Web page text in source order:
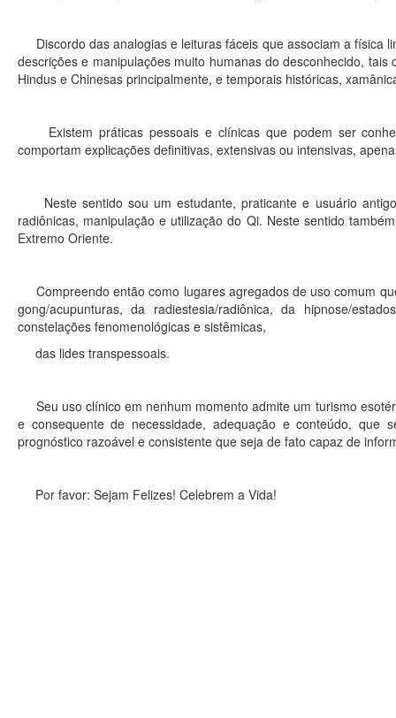
Discordo das analogias e leituras fáceis que associam a física
descrições e manipulações muito humanas do desconhecido,
Hindus e Chinesas principalmente, e temporais históricas,
Existem práticas pessoais e clínicas que podem ser
comportam explicações definitivas, extensivas ou intensivas,
Neste sentido sou um estudante, praticante e usuário
radiônicas, manipulação e utilização do Qi. Neste sentido
Extremo Oriente.
Compreendo então como lugares agregados de uso comum
gong/acupunturas, da radiestesia/radiônica, da hipnose/
constelações fenomenológicas e sistêmicas,
das lides transpessoais.
Seu uso clínico em nenhum momento admite um turismo
e consequente de necessidade, adequação e conteúdo, que
prognóstico razoável e consistente que seja de fato capaz de
Por favor: Sejam Felizes! Celebrem a Vida!